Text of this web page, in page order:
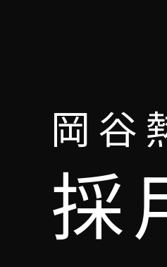
岡谷
採